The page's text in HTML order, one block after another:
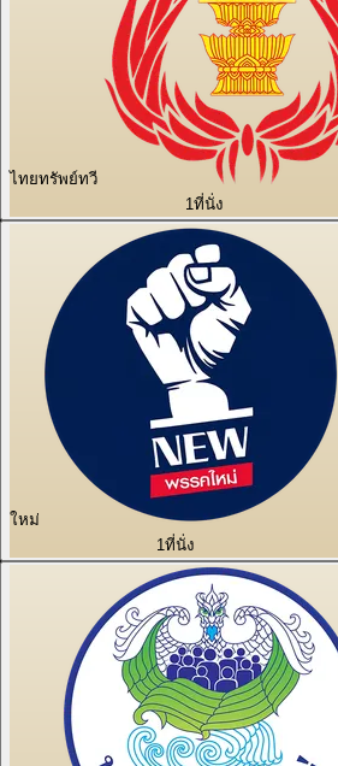
ไทยทรัพย์ทวี
1ที่นั่ง
ใหม่
1ที่นั่ง